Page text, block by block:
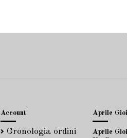
Account
Cronologia ordini
Aprile
Aprile